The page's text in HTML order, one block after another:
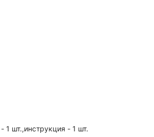
1 шт.,инструкция - 1 шт.